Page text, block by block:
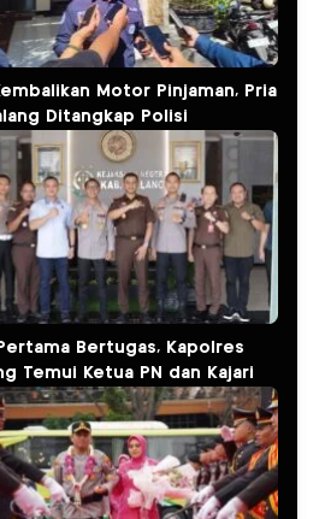
Motor Pinjaman, Pria
Ditangkap Polisi
Bertugas, Kapolres
Temui Ketua PN dan Kajari